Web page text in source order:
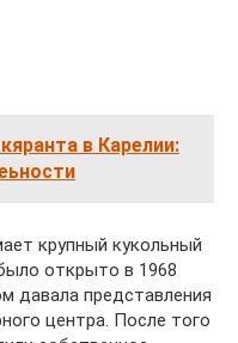
в Карелии:
крупный кукольный
открыто в 1968
давала представления
центра. После того